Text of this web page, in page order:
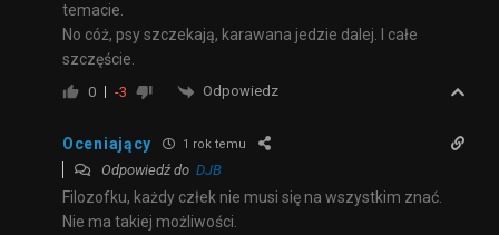
temacie.
No cóż, psy szczekają, karawana jedzie dalej. I całe
szczęście.
0 -3 Odpowiedz
Oceniający 1 rok temu
Odpowiedź do DJB
Filozofku, każdy człek nie musi się na wszystkim znać.
Nie ma takiej możliwości.